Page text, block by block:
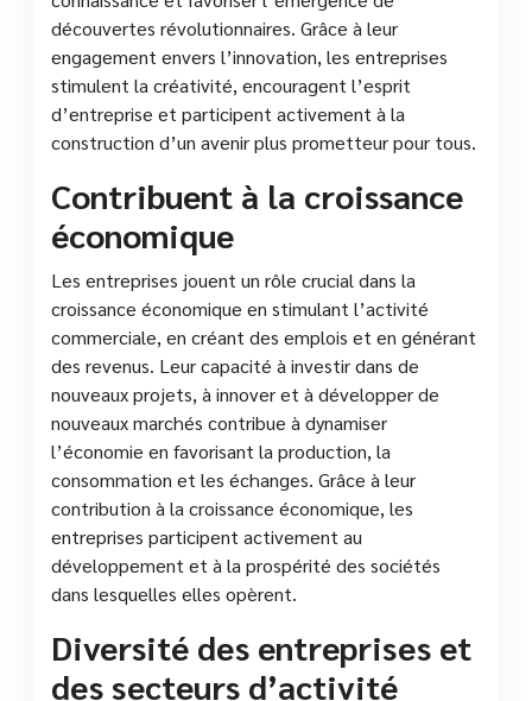
découvertes révolutionnaires. Grâce à leur
engagement envers l’innovation, les entreprises
stimulent la créativité, encouragent l’esprit
d’entreprise et participent activement à la
construction d’un avenir plus prometteur pour tous.
Contribuent à la croissance
économique
Les entreprises jouent un rôle crucial dans la
croissance économique en stimulant l’activité
commerciale, en créant des emplois et en générant
des revenus. Leur capacité à investir dans de
nouveaux projets, à innover et à développer de
nouveaux marchés contribue à dynamiser
l’économie en favorisant la production, la
consommation et les échanges. Grâce à leur
contribution à la croissance économique, les
entreprises participent activement au
développement et à la prospérité des sociétés
dans lesquelles elles opèrent.
Diversité des entreprises et
des secteurs d’activité